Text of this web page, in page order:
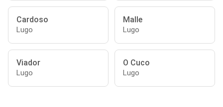
Cardoso
Lugo
Malle
Lugo
Viador
Lugo
O Cuco
Lugo